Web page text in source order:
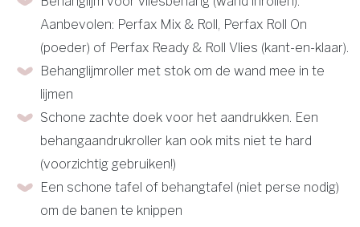
Aanbevolen: Perfax Mix & Roll, Perfax Roll On
(poeder) of Perfax Ready & Roll Vlies (kant-en-klaar).
Behanglijmroller met stok om de wand mee in te
lijmen
Schone zachte doek voor het aandrukken. Een
behangaandrukroller kan ook mits niet te hard
(voorzichtig gebruiken!)
Een schone tafel of behangtafel (niet perse nodig)
om de banen te knippen